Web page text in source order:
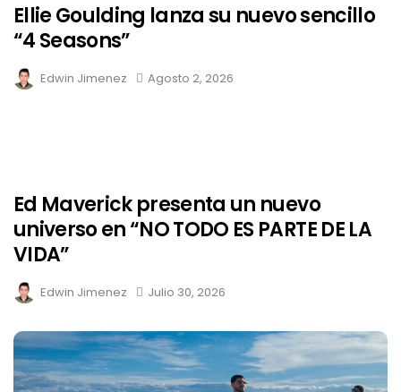
Ellie Goulding lanza su nuevo sencillo
“4 Seasons”
Edwin Jimenez Agosto 2, 2026
Ed Maverick presenta un nuevo
universo en “NO TODO ES PARTE DE LA
VIDA”
Edwin Jimenez Julio 30, 2026